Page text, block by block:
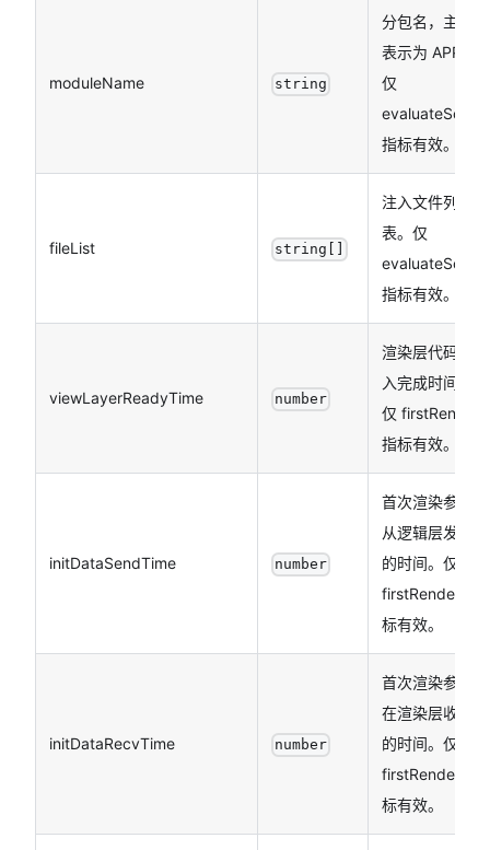
moduleName string
分包名，主包
表示为 APP。
仅
evaluateScript
指标有效。
fileList string[]
注入文件列
表。仅
evaluateScript
指标有效。
viewLayerReadyTime number
渲染层代码注
入完成时间。
仅 firstRender
指标有效。
initDataSendTime number
首次渲染参数
从逻辑层发出
的时间。仅
firstRender 指
标有效。
initDataRecvTime number
首次渲染参数
在渲染层收到
的时间。仅
firstRender 指
标有效。